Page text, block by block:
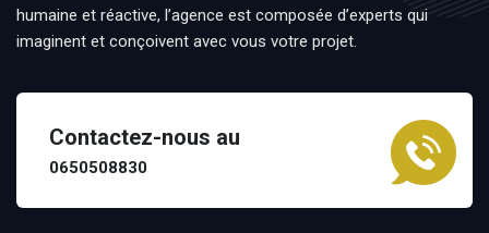
humaine et réactive, l’agence est composée d’experts qui
imaginent et conçoivent avec vous votre projet.
Contactez-nous au
0650508830